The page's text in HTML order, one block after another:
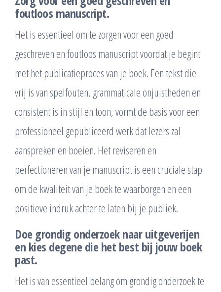
foutloos manuscript.
Het is essentieel om te zorgen voor een goed
geschreven en foutloos manuscript voordat je begint
met het publicatieproces van je boek. Een tekst die
vrij is van spelfouten, grammaticale onjuistheden en
consistent is in stijl en toon, vormt de basis voor een
professioneel gepubliceerd werk dat lezers zal
aanspreken en boeien. Het reviseren en
perfectioneren van je manuscript is een cruciale stap
om de kwaliteit van je boek te waarborgen en een
positieve indruk achter te laten bij je publiek.
Doe grondig onderzoek naar uitgeverijen
en kies degene die het best bij jouw boek
past.
Het is van essentieel belang om grondig onderzoek te